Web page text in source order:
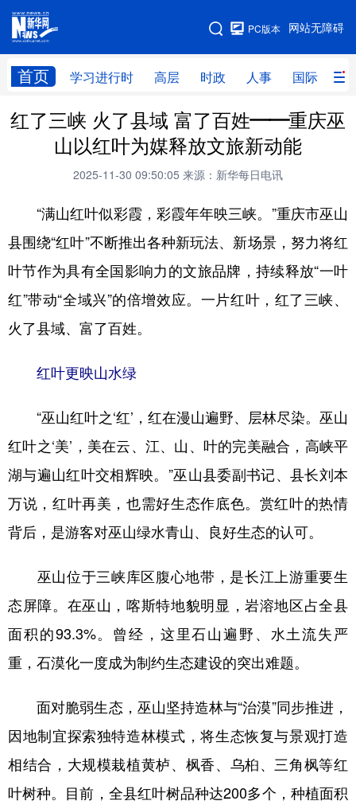
网站无障碍
PC版本
首页 学习进行时 高层 时政 人事 国际 财
网站地图
学习进行时 高层 时政 人事
国际 财经 网评 港澳
科技 科创 量子 体育
军事
法律 中央文件
城市 旅游 能源 会展
彩票 娱乐 时尚 悦读
地方频道
北京 天津 河北 山西
山东 河南 湖北 湖南
红了三峡 火了县域 富了百姓——重庆巫
山以红叶为媒释放文旅新动能
2025-11-30 09:50:05 来源：新华每日电讯
“满山红叶似彩霞，彩霞年年映三峡。”重庆市巫山
县围绕“红叶”不断推出各种新玩法、新场景，努力将红
叶节作为具有全国影响力的文旅品牌，持续释放“一叶
红”带动“全域兴”的倍增效应。一片红叶，红了三峡、
火了县域、富了百姓。
红叶更映山水绿
“巫山红叶之‘红’，红在漫山遍野、层林尽染。巫山
红叶之‘美’，美在云、江、山、叶的完美融合，高峡平
湖与遍山红叶交相辉映。”巫山县委副书记、县长刘本
万说，红叶再美，也需好生态作底色。赏红叶的热情
背后，是游客对巫山绿水青山、良好生态的认可。
巫山位于三峡库区腹心地带，是长江上游重要生
态屏障。在巫山，喀斯特地貌明显，岩溶地区占全县
面积的93.3%。曾经，这里石山遍野、水土流失严
重，石漠化一度成为制约生态建设的突出难题。
面对脆弱生态，巫山坚持造林与“治漠”同步推进，
因地制宜探索独特造林模式，将生态恢复与景观打造
相结合，大规模栽植黄栌、枫香、乌桕、三角枫等红
叶树种。目前，全县红叶树品种达200多个，种植面积